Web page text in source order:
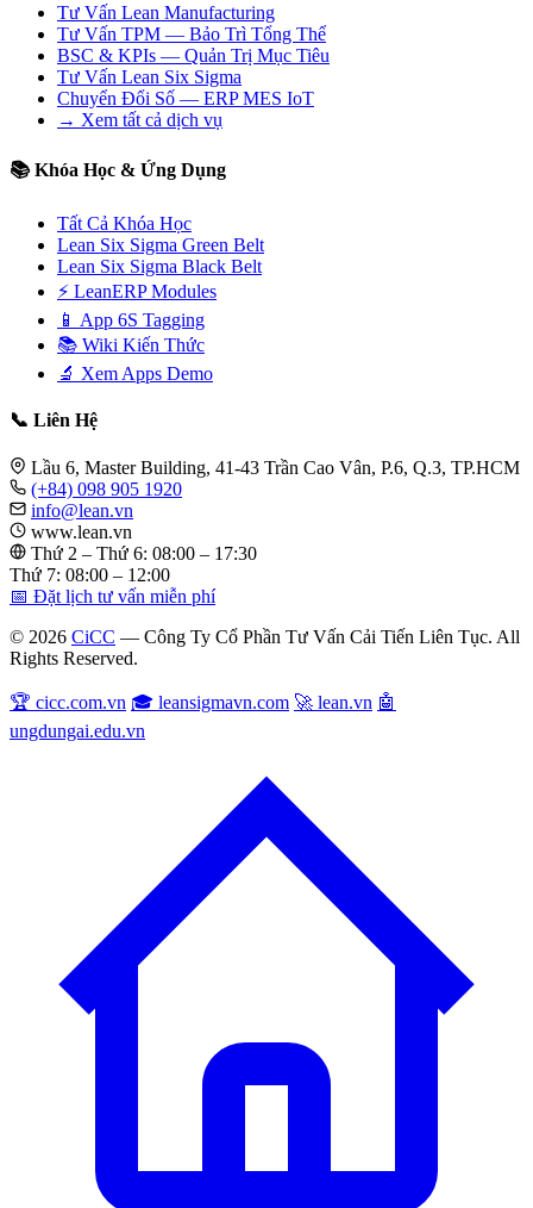
Tư Vấn Lean Manufacturing
Tư Vấn TPM — Bảo Trì Tổng Thể
BSC & KPIs — Quản Trị Mục Tiêu
Tư Vấn Lean Six Sigma
Chuyển Đổi Số — ERP MES IoT
→ Xem tất cả dịch vụ
📚 Khóa Học & Ứng Dụng
Tất Cả Khóa Học
Lean Six Sigma Green Belt
Lean Six Sigma Black Belt
⚡ LeanERP Modules
📱 App 6S Tagging
📚 Wiki Kiến Thức
🔬 Xem Apps Demo
📞 Liên Hệ
Lầu 6, Master Building, 41-43 Trần Cao Vân, P.6, Q.3, TP.HCM
(+84) 098 905 1920
info@lean.vn
www.lean.vn
Thứ 2 – Thứ 6: 08:00 – 17:30
Thứ 7: 08:00 – 12:00
📅 Đặt lịch tư vấn miễn phí
© 2026 CiCC — Công Ty Cổ Phần Tư Vấn Cải Tiến Liên Tục. All
Rights Reserved.
🏆 cicc.com.vn 🎓 leansigmavn.com 🚀 lean.vn 🤖
ungdungai.edu.vn